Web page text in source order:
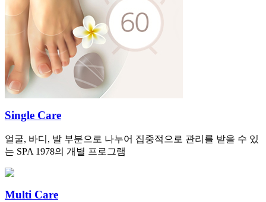
Single Care
얼굴, 바디, 발 부분으로 나누어 집중적으로 관리를 받을 수 있
는 SPA 1978의 개별 프로그램
Multi Care